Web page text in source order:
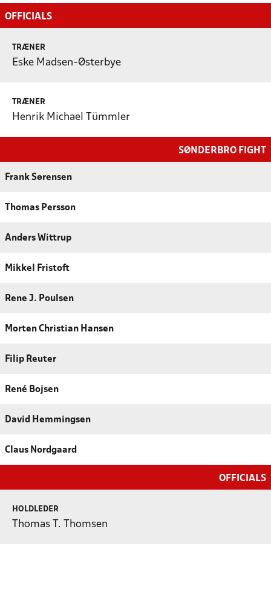
OFFICIALS
TRÆNER
Eske Madsen-Østerbye
TRÆNER
Henrik Michael Tümmler
SØNDERBRO FIGHT
Frank Sørensen
Thomas Persson
Anders Wittrup
Mikkel Fristoft
Rene J. Poulsen
Morten Christian Hansen
Filip Reuter
René Bojsen
David Hemmingsen
Claus Nordgaard
OFFICIALS
HOLDLEDER
Thomas T. Thomsen